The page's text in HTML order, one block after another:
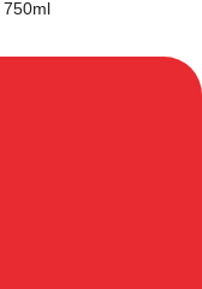
750ml